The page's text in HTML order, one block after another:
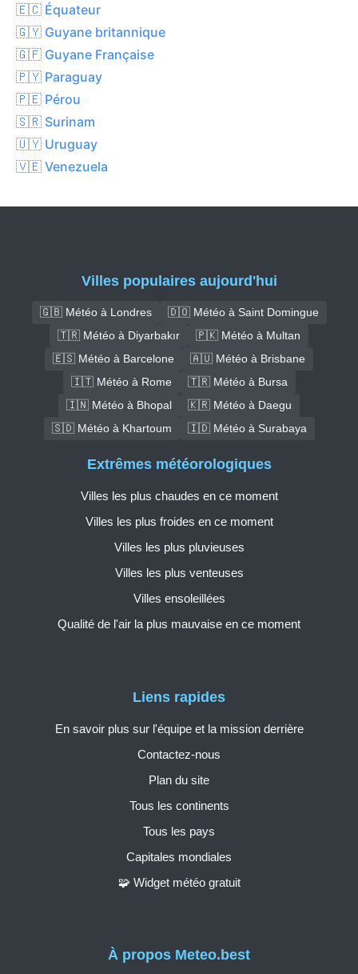
🇪🇨 Équateur
🇬🇾 Guyane britannique
🇬🇫 Guyane Française
🇵🇾 Paraguay
🇵🇪 Pérou
🇸🇷 Surinam
🇺🇾 Uruguay
🇻🇪 Venezuela
Villes populaires aujourd'hui
🇬🇧 Météo à Londres
🇩🇴 Météo à Saint Domingue
🇹🇷 Météo à Diyarbakır
🇵🇰 Météo à Multan
🇪🇸 Météo à Barcelone
🇦🇺 Météo à Brisbane
🇮🇹 Météo à Rome
🇹🇷 Météo à Bursa
🇮🇳 Météo à Bhopal
🇰🇷 Météo à Daegu
🇸🇩 Météo à Khartoum
🇮🇩 Météo à Surabaya
À propos Meteo.best
Liens rapides
En savoir plus sur l'équipe et la mission derrière
Contactez-nous
Plan du site
Tous les continents
Tous les pays
Capitales mondiales
🧩 Widget météo gratuit
Extrêmes météorologiques
Villes les plus chaudes en ce moment
Villes les plus froides en ce moment
Villes les plus pluvieuses
Villes les plus venteuses
Villes ensoleillées
Qualité de l'air la plus mauvaise en ce moment